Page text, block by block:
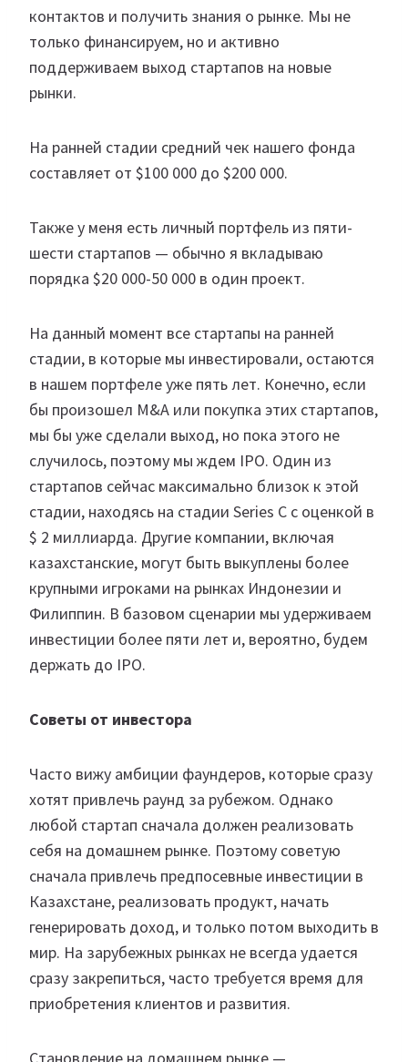
контактов и получить знания о рынке. Мы не
только финансируем, но и активно
поддерживаем выход стартапов на новые
рынки.
На ранней стадии средний чек нашего фонда
составляет от $100 000 до $200 000.
Также у меня есть личный портфель из пяти-
шести стартапов — обычно я вкладываю
порядка $20 000-50 000 в один проект.
На данный момент все стартапы на ранней
стадии, в которые мы инвестировали, остаются
в нашем портфеле уже пять лет. Конечно, если
бы произошел M&A или покупка этих стартапов,
мы бы уже сделали выход, но пока этого не
случилось, поэтому мы ждем IPO. Один из
стартапов сейчас максимально близок к этой
стадии, находясь на стадии Series C с оценкой в
$ 2 миллиарда. Другие компании, включая
казахстанские, могут быть выкуплены более
крупными игроками на рынках Индонезии и
Филиппин. В базовом сценарии мы удерживаем
инвестиции более пяти лет и, вероятно, будем
держать до IPO.
Советы от инвестора
Часто вижу амбиции фаундеров, которые сразу
хотят привлечь раунд за рубежом. Однако
любой стартап сначала должен реализовать
себя на домашнем рынке. Поэтому советую
сначала привлечь предпосевные инвестиции в
Казахстане, реализовать продукт, начать
генерировать доход, и только потом выходить в
мир. На зарубежных рынках не всегда удается
сразу закрепиться, часто требуется время для
приобретения клиентов и развития.